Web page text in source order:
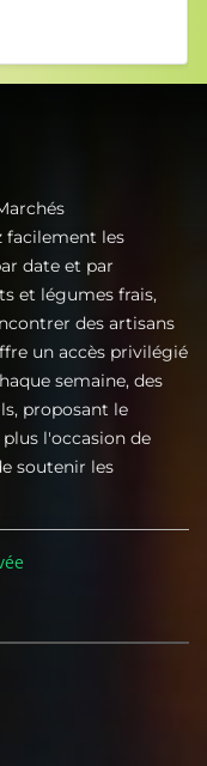
facilement les
date et par
et légumes frais,
des artisans
un accès privilégié
semaine, des
proposant le
l'occasion de
soutenir les